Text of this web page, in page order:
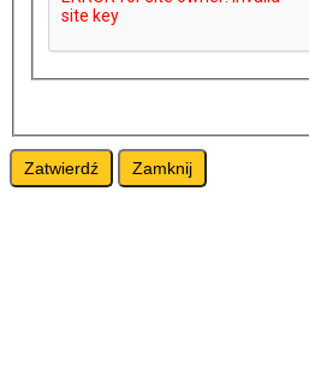
Zatwierdź Zamknij